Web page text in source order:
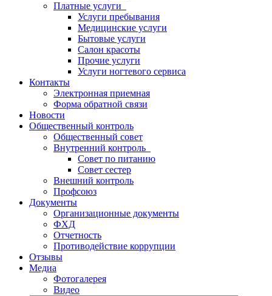
Платные услуги
Услуги пребывания
Медицинские услуги
Бытовые услуги
Салон красоты
Прочие услуги
Услуги ногтевого сервиса
Контакты
Электронная приемная
Форма обратной связи
Новости
Общественный контроль
Общественный совет
Внутренний контроль
Совет по питанию
Совет сестер
Внешний контроль
Профсоюз
Документы
Организационные документы
ФХД
Отчетность
Противодействие коррупции
Отзывы
Медиа
Фотогалерея
Видео